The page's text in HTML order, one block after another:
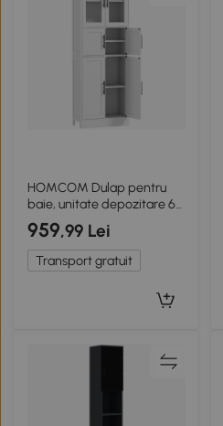
HOMCOM Dulap pentru
baie, unitate depozitare 6
nivele, 6 uși dintre care 2
vitrate, rafturi reglabile,
60x30x170cm, alb
959,99 Lei
Transport gratuit